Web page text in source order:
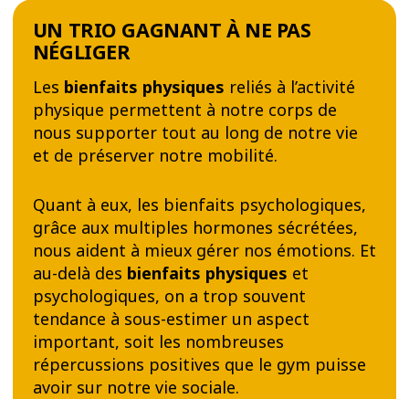
UN TRIO GAGNANT À NE PAS
NÉGLIGER
Les bienfaits physiques reliés à l’activité
physique permettent à notre corps de
nous supporter tout au long de notre vie
et de préserver notre mobilité.
Quant à eux, les bienfaits psychologiques,
grâce aux multiples hormones sécrétées,
nous aident à mieux gérer nos émotions. Et
au-delà des bienfaits physiques et
psychologiques, on a trop souvent
tendance à sous-estimer un aspect
important, soit les nombreuses
répercussions positives que le gym puisse
avoir sur notre vie sociale.